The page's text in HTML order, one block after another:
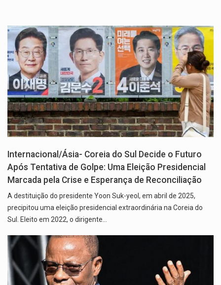
Internacional/Ásia- Coreia do Sul Decide o Futuro
Após Tentativa de Golpe: Uma Eleição Presidencial
Marcada pela Crise e Esperança de Reconciliação
A destituição do presidente Yoon Suk-yeol, em abril de 2025,
precipitou uma eleição presidencial extraordinária na Coreia do
Sul. Eleito em 2022, o dirigente…